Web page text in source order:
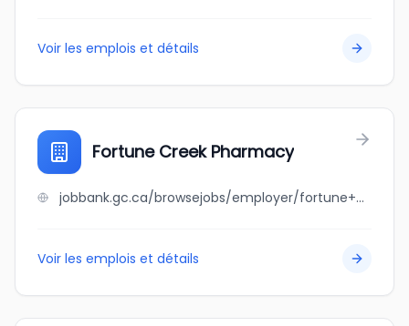
Voir les emplois et détails
Fortune Creek Pharmacy
jobbank.gc.ca/browsejobs/employer/fortune+creek+pharmacy/ca
Voir les emplois et détails